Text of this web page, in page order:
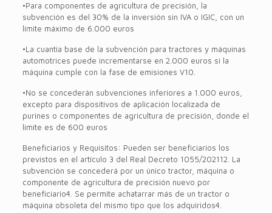
•Para componentes de agricultura de precisión, la
subvención es del 30% de la inversión sin IVA o IGIC, con un
límite máximo de 6.000 euros
•La cuantía base de la subvención para tractores y máquinas
automotrices puede incrementarse en 2.000 euros si la
máquina cumple con la fase de emisiones V10.
•No se concederán subvenciones inferiores a 1.000 euros,
excepto para dispositivos de aplicación localizada de
purines o componentes de agricultura de precisión, donde el
límite es de 600 euros
Beneficiarios y Requisitos: Pueden ser beneficiarios los
previstos en el artículo 3 del Real Decreto 1055/202112. La
subvención se concederá por un único tractor, máquina o
componente de agricultura de precisión nuevo por
beneficiario4. Se permite achatarrar más de un tractor o
máquina obsoleta del mismo tipo que los adquiridos4.